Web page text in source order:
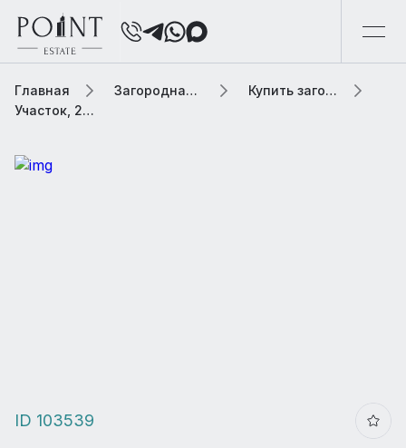
Главная Загородная элитная недвижимость
Купить загородную элитную недвижимость
Участок, 25.03 сот. В коттеджном поселке «Vision (Вижн)»
ID 103539